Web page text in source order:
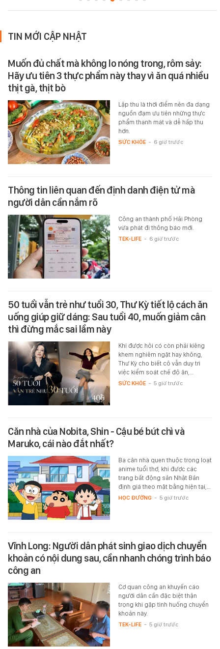
TIN MỚI CẬP NHẬT
Muốn đủ chất mà không lo nóng trong, rôm sảy:
Hãy ưu tiên 3 thực phẩm này thay vì ăn quá nhiều
thịt gà, thịt bò
Lập thu là thời điểm nên đa dạng
nguồn đạm ưu tiên những thực
phẩm thanh mát và dễ hấp thu
hơn.
SỨC KHỎE - 6 giờ trước
Thông tin liên quan đến định danh điện tử mà
người dân cần nắm rõ
Công an thành phố Hải Phòng
vừa phát đi thông báo mới.
TEK-LIFE - 6 giờ trước
50 tuổi vẫn trẻ như tuổi 30, Thư Kỳ tiết lộ cách ăn
uống giúp giữ dáng: Sau tuổi 40, muốn giảm cân
thì đừng mắc sai lầm này
Khi được hỏi có còn phải kiêng
khem nghiêm ngặt hay không,
Thư Kỳ cho biết cô vẫn duy trì
việc kiểm soát chế độ ăn,…
SỨC KHỎE - 5 giờ trước
Căn nhà của Nobita, Shin - Cậu bé bút chì và
Maruko, cái nào đắt nhất?
Ba căn nhà quen thuộc trong loạt
anime tuổi thơ, khi được các
trang bất động sản Nhật Bản
định giá theo mặt bằng hiện tại,…
HỌC ĐƯỜNG - 5 giờ trước
Vĩnh Long: Người dân phát sinh giao dịch chuyển
khoản có nội dung sau, cần nhanh chóng trình báo
công an
Cơ quan công an khuyến cáo
người dân cần đặc biệt thận
trọng khi gặp tình huống chuyển
khoản này.
TEK-LIFE - 5 giờ trước